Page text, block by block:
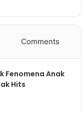
Comments
Fenomena Anak
Hits